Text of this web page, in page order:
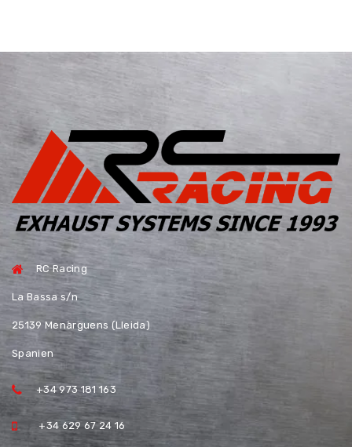
RC Racing
La Bassa s/n
25139 Menàrguens (Lleida)
Spanien
+34 973 181 163
+34 629 67 24 16